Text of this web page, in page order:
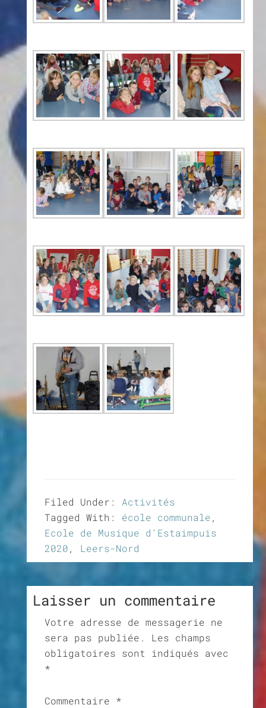
Filed Under: Activités
Tagged With: école communale,
Ecole de Musique d'Estaimpuis
2020, Leers-Nord
Laisser un commentaire
Votre adresse de messagerie ne
sera pas publiée.
Les champs
obligatoires sont indiqués avec
*
Commentaire *